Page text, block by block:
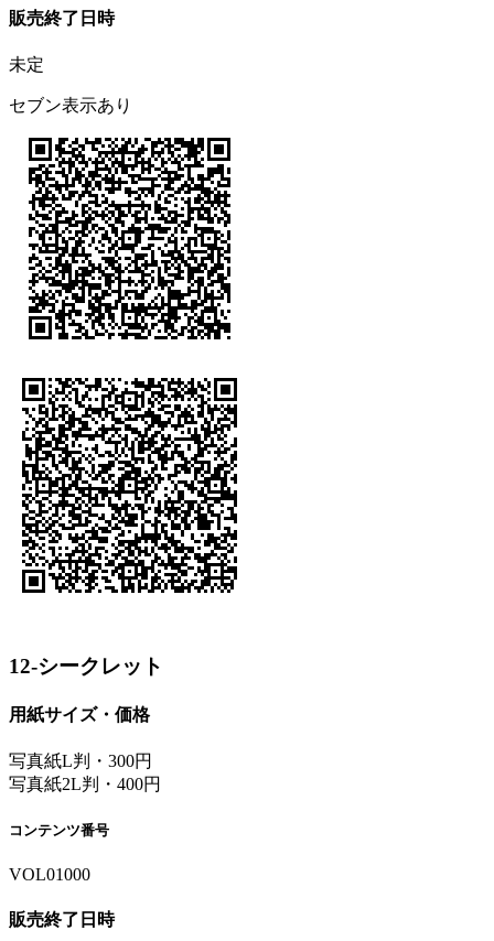
販売終了日時
未定
セブン表示あり
12-シークレット
用紙サイズ・価格
写真紙L判・300円
写真紙2L判・400円
コンテンツ番号
VOL01000
販売終了日時